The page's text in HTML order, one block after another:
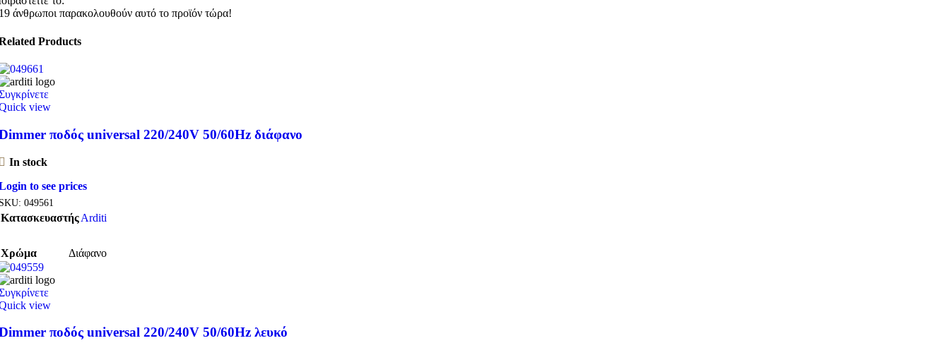
άνθρωποι παρακολουθούν αυτό το προϊόν τώρα!
Products
view
ποδός universal 220/240V 50/60Hz διάφανο
In stock
to see prices
049561
ΚατασκευαστήςArditi
Χρώμα Διάφανο
view
ποδός universal 220/240V 50/60Hz λευκό